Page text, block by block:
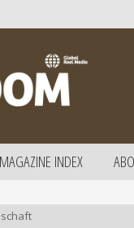
MAGAZINE INDEX